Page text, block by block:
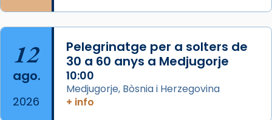
12
ago.
2026
Pelegrinatge per a solters de
30 a 60 anys a Medjugorje
10:00
Medjugorje, Bòsnia i Herzegovina
+ info